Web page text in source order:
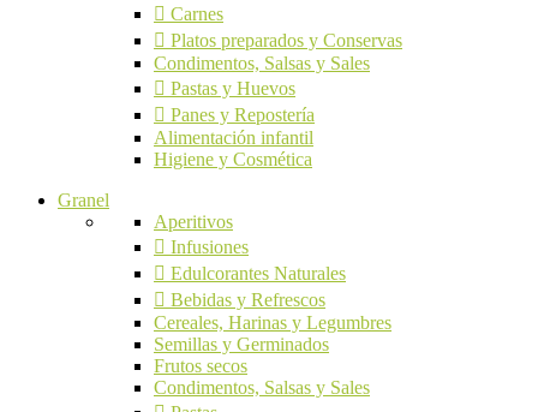
Carnes
Platos preparados y Conservas
Condimentos, Salsas y Sales
Pastas y Huevos
Panes y Repostería
Alimentación infantil
Higiene y Cosmética
Granel
Aperitivos
Infusiones
Edulcorantes Naturales
Bebidas y Refrescos
Cereales, Harinas y Legumbres
Semillas y Germinados
Frutos secos
Condimentos, Salsas y Sales